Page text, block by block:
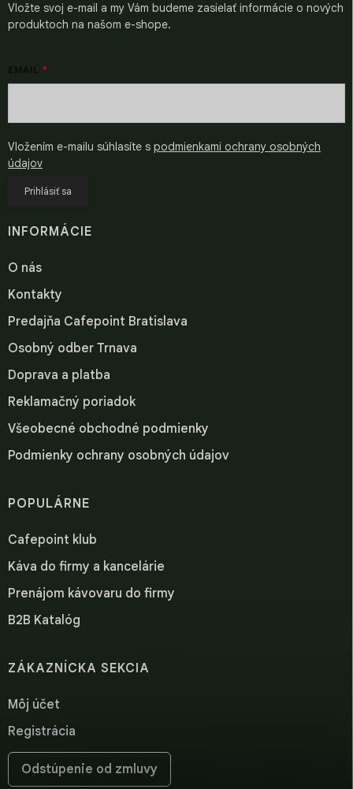
Vložte svoj e-mail a my Vám budeme zasielať informácie o nových
produktoch na našom e-shope.
Vložením e-mailu súhlasíte s podmienkami ochrany osobných
údajov
Prihlásiť sa
INFORMÁCIE
O nás
Kontakty
Predajňa Cafepoint Bratislava
Osobný odber Trnava
Doprava a platba
Reklamačný poriadok
Všeobecné obchodné podmienky
Podmienky ochrany osobných údajov
POPULÁRNE
Cafepoint klub
Káva do firmy a kancelárie
Prenájom kávovaru do firmy
B2B Katalóg
ZÁKAZNÍCKA SEKCIA
Môj účet
Registrácia
Odstúpenie od zmluvy